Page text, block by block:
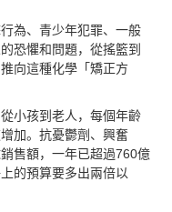
為、青少年犯罪、一般
恐懼和問題，從搖籃到
向這種化學「矯正方
小孩到老人，每個年齡
加。抗憂鬱劑、興奮
售額，一年已超過760億
的預算要多出兩倍以